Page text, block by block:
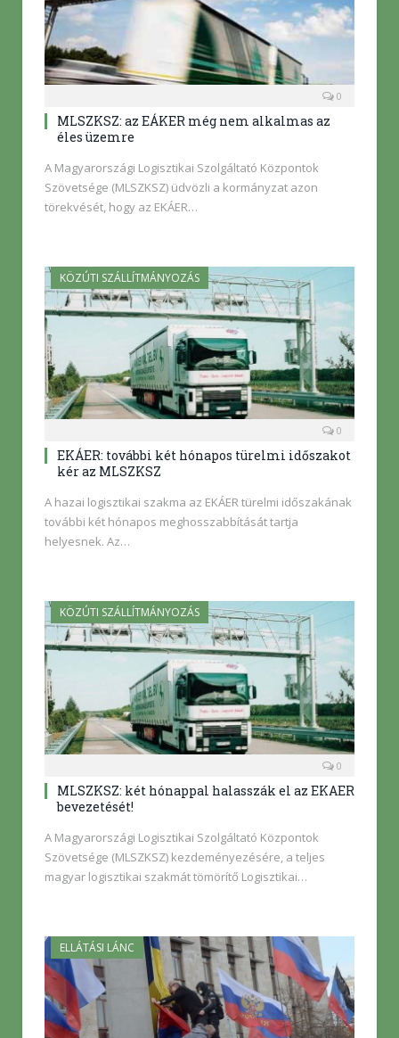
0
MLSZKSZ: az EÁKER még nem alkalmas az
éles üzemre
A Magyarországi Logisztikai Szolgáltató Központok
Szövetsége (MLSZKSZ) üdvözli a kormányzat azon
törekvését, hogy az EKÁER…
KÖZÚTI SZÁLLÍTMÁNYOZÁS
0
EKÁER: további két hónapos türelmi időszakot
kér az MLSZKSZ
A hazai logisztikai szakma az EKÁER türelmi időszakának
további két hónapos meghosszabbítását tartja
helyesnek. Az…
KÖZÚTI SZÁLLÍTMÁNYOZÁS
0
MLSZKSZ: két hónappal halasszák el az EKAER
bevezetését!
A Magyarországi Logisztikai Szolgáltató Központok
Szövetsége (MLSZKSZ) kezdeményezésére, a teljes
magyar logisztikai szakmát tömörítő Logisztikai…
ELLÁTÁSI LÁNC